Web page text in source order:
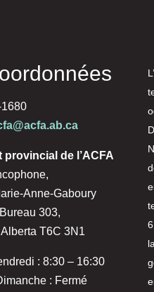
provincial de l’ACFA
Anne-Gaboury
303,
T6C 3N1
: 8:30 – 16:30
: Fermé